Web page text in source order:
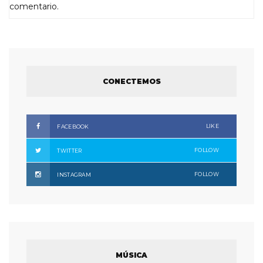
comentario.
CONECTEMOS
FACEBOOK LIKE
TWITTER FOLLOW
INSTAGRAM FOLLOW
MÚSICA